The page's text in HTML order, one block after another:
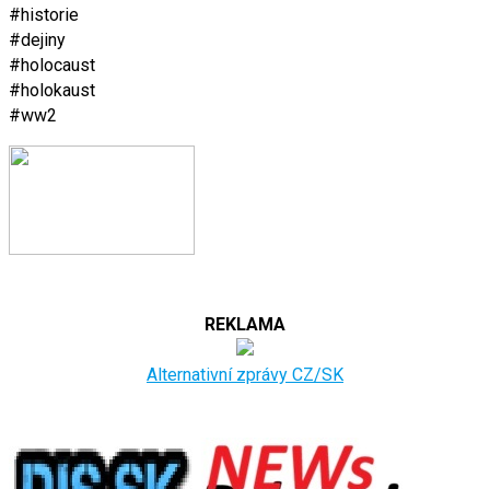
#historie
#dejiny
#holocaust
#holokaust
#ww2
REKLAMA
Alternativní zprávy CZ/SK